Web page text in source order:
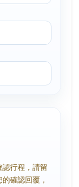
行程，請留
確認回覆，